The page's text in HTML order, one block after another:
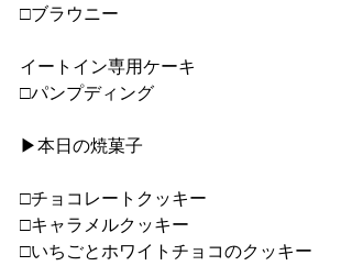
□ブラウニー
イートイン専用ケーキ
□パンプディング
▶︎本日の焼菓子
□チョコレートクッキー
□キャラメルクッキー
□いちごとホワイトチョコのクッキー